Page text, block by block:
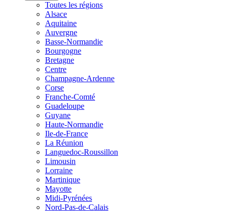
Toutes les régions
Alsace
Aquitaine
Auvergne
Basse-Normandie
Bourgogne
Bretagne
Centre
Champagne-Ardenne
Corse
Franche-Comté
Guadeloupe
Guyane
Haute-Normandie
Ile-de-France
La Réunion
Languedoc-Roussillon
Limousin
Lorraine
Martinique
Mayotte
Midi-Pyrénées
Nord-Pas-de-Calais